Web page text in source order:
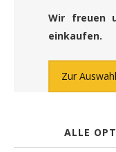
Wir freuen
einkaufen.
Zur Auswahl
ALLE